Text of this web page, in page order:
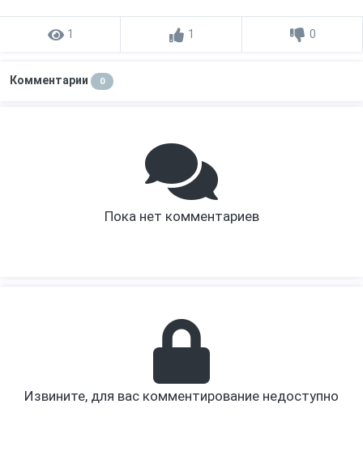
1 1 0
Комментарии 0
Пока нет комментариев
Извините, для вас комментирование недоступно